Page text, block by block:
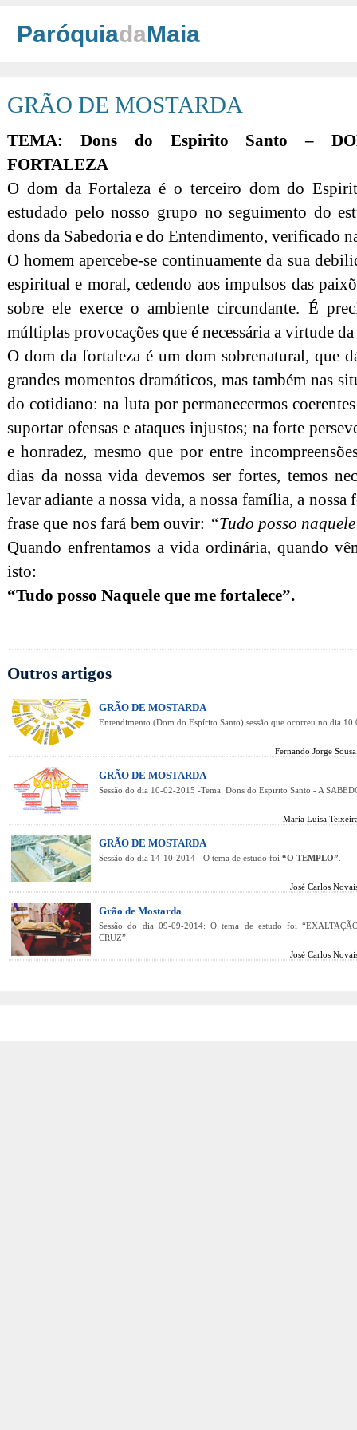
ParóquiadaMaia
GRÃO DE MOSTARDA
TEMA: Dons do Espirito Santo –
FORTALEZA
O dom da Fortaleza é o terceiro dom do
estudado pelo nosso grupo no seguimento do
dons da Sabedoria e do Entendimento, verificado
O homem apercebe-se continuamente da sua
espiritual e moral, cedendo aos impulsos das
sobre ele exerce o ambiente circundante. É
múltiplas provocações que é necessária a virtude
O dom da fortaleza é um dom sobrenatural, que
grandes momentos dramáticos, mas também nas
do cotidiano: na luta por permanecermos
suportar ofensas e ataques injustos; na forte
e honradez, mesmo que por entre
dias da nossa vida devemos ser fortes, temos
levar adiante a nossa vida, a nossa família, a nossa
frase que nos fará bem ouvir: “Tudo posso
Quando enfrentamos a vida ordinária, quando
isto:
“Tudo posso Naquele que me fortalece”.
Outros artigos
GRÃO DE MOSTARDA
Fernando Jorge
Entendimento (Dom do Espírito Santo) sessão que ocorreu no dia
GRÃO DE MOSTARDA
Maria Luisa
Sessão do dia 10-02-2015 -Tema: Dons do Espirito Santo - A
GRÃO DE MOSTARDA
José Carlos
Sessão do dia 14-10-2014 - O tema de estudo foi “O TEMPLO”
Grão de Mostarda
José Carlos
Sessão do dia 09-09-2014: O tema de estudo foi
CRUZ”.